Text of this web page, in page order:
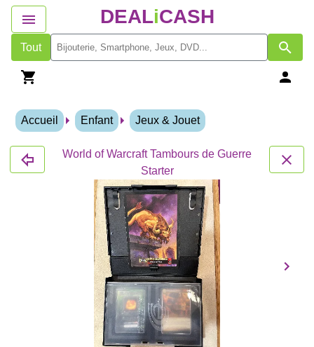
DEALiCASH
Tout
Accueil Enfant Jeux & Jouet
World of Warcraft Tambours de Guerre
Starter